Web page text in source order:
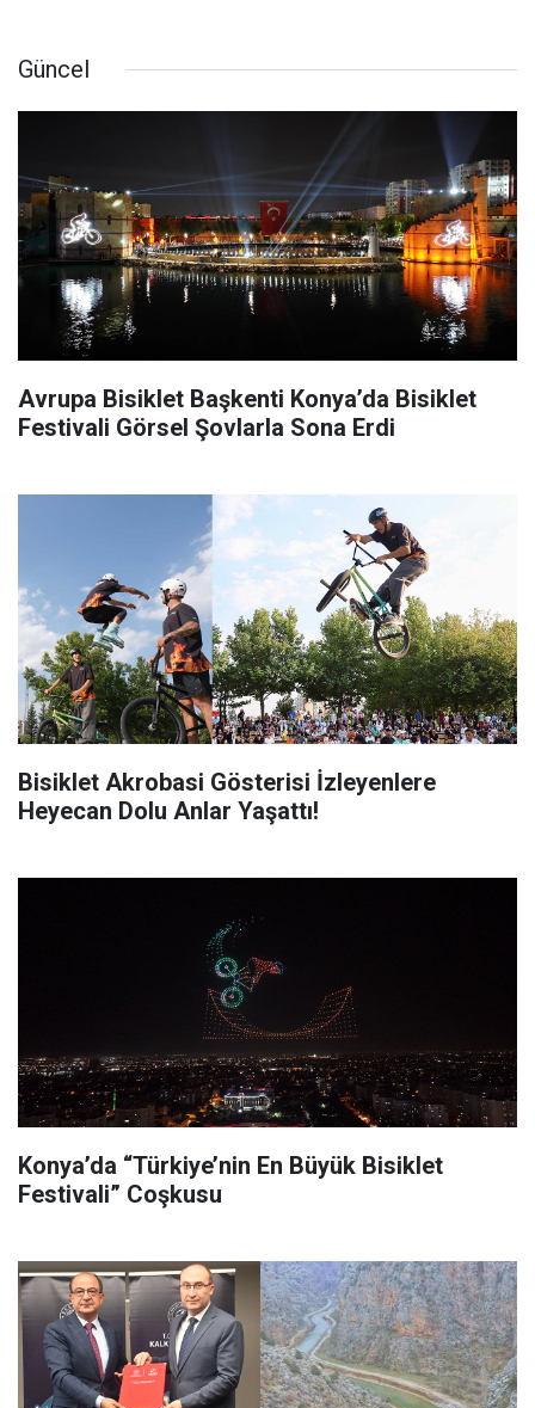
Güncel
Avrupa Bisiklet Başkenti Konya’da Bisiklet
Festivali Görsel Şovlarla Sona Erdi
Bisiklet Akrobasi Gösterisi İzleyenlere
Heyecan Dolu Anlar Yaşattı!
Konya’da “Türkiye’nin En Büyük Bisiklet
Festivali” Coşkusu